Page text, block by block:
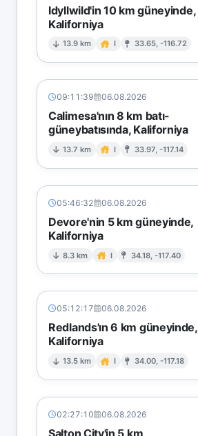
Idyllwild'in 10 km güneyinde,
Kaliforniya
13.9 km I 33.65, -116.72
09:11:39 06.08.2026
Calimesa'nın 8 km batı-
güneybatısında, Kaliforniya
13.7 km I 33.97, -117.14
05:46:32 06.08.2026
Devore'nin 5 km güneyinde,
Kaliforniya
8.3 km I 34.18, -117.40
05:12:17 06.08.2026
Redlands'ın 6 km güneyinde,
Kaliforniya
13.5 km I 34.00, -117.18
02:27:10 06.08.2026
Salton City'in 5 km